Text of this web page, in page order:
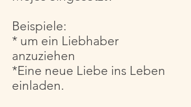
Beispiele:
* um ein Liebhaber
anzuziehen
*Eine neue Liebe ins Leben
einladen.